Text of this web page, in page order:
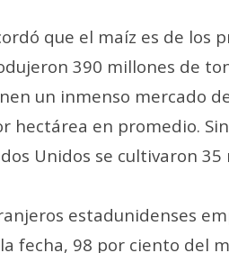
que el maíz es de los
390 millones de
un inmenso mercado
hectárea en promedio.
Unidos se cultivaron
estadunidenses
fecha, 98 por ciento del